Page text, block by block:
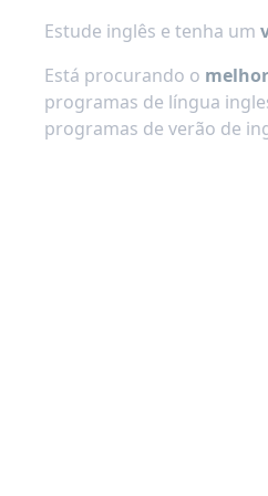
Estude inglês e tenha um
Está procurando o
programas de língua
programas de verão de